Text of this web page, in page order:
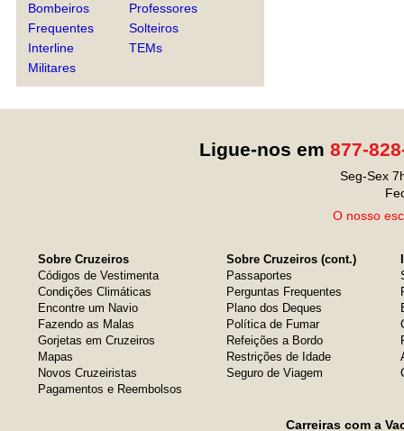
Bombeiros
Frequentes
Interline
Militares
Professores
Solteiros
TEMs
Ligue-nos em 877-
Seg-Sex
O nosso
Sobre Cruzeiros
Códigos de Vestimenta
Condições Climáticas
Encontre um Navio
Fazendo as Malas
Gorjetas em Cruzeiros
Mapas
Novos Cruzeiristas
Pagamentos e Reembolsos
Sobre Cruzeiros (cont.)
Passaportes
Perguntas Frequentes
Plano dos Deques
Política de Fumar
Refeições a Bordo
Restrições de Idade
Seguro de Viagem
Carreiras com a